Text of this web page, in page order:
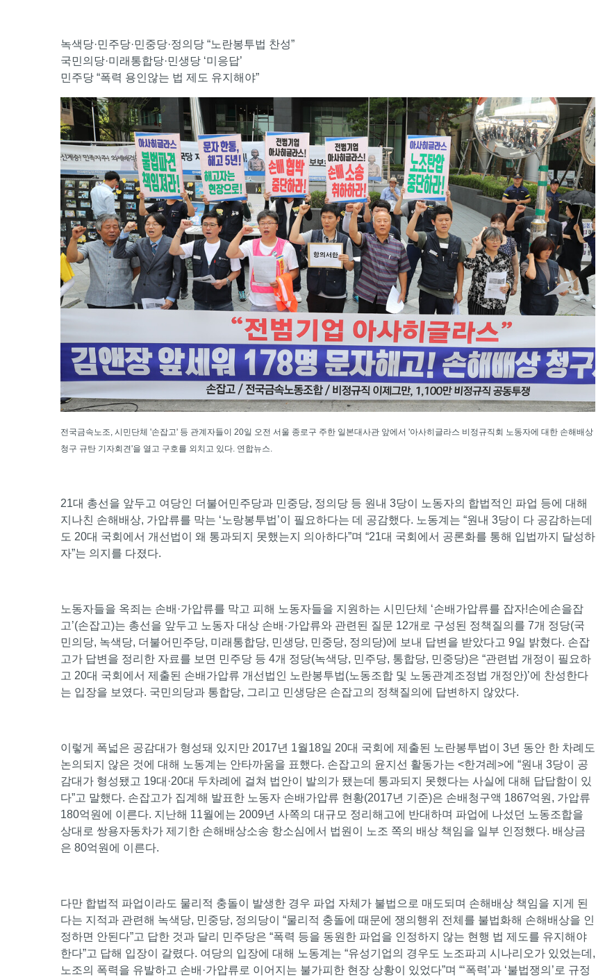
녹색당·민주당·민중당·정의당 “노란봉투법 찬성”
국민의당·미래통합당·민생당 ‘미응답’
민주당 “폭력 용인않는 법 제도 유지해야”
전국금속노조, 시민단체 '손잡고' 등 관계자들이 20일 오전 서울 종로구 주한 일본대사관 앞에서 '아사히글라스 비정규직회 노동자에 대한 손해배상
청구 규탄 기자회견'을 열고 구호를 외치고 있다. 연합뉴스.
21대 총선을 앞두고 여당인 더불어민주당과 민중당, 정의당 등 원내 3당이 노동자의 합법적인 파업 등에 대해
지나친 손해배상, 가압류를 막는 ‘노랑봉투법’이 필요하다는 데 공감했다. 노동계는 “원내 3당이 다 공감하는데
도 20대 국회에서 개선법이 왜 통과되지 못했는지 의아하다”며 “21대 국회에서 공론화를 통해 입법까지 달성하
자”는 의지를 다졌다.
노동자들을 옥죄는 손배·가압류를 막고 피해 노동자들을 지원하는 시민단체 ‘손배가압류를 잡자!손에손을잡
고’(손잡고)는 총선을 앞두고 노동자 대상 손배·가압류와 관련된 질문 12개로 구성된 정책질의를 7개 정당(국
민의당, 녹색당, 더불어민주당, 미래통합당, 민생당, 민중당, 정의당)에 보내 답변을 받았다고 9일 밝혔다. 손잡
고가 답변을 정리한 자료를 보면 민주당 등 4개 정당(녹색당, 민주당, 통합당, 민중당)은 “관련법 개정이 필요하
고 20대 국회에서 제출된 손배가압류 개선법인 노란봉투법(노동조합 및 노동관계조정법 개정안)’에 찬성한다
는 입장을 보였다. 국민의당과 통합당, 그리고 민생당은 손잡고의 정책질의에 답변하지 않았다.
이렇게 폭넓은 공감대가 형성돼 있지만 2017년 1월18일 20대 국회에 제출된 노란봉투법이 3년 동안 한 차례도
논의되지 않은 것에 대해 노동계는 안타까움을 표했다. 손잡고의 윤지선 활동가는 <한겨레>에 “원내 3당이 공
감대가 형성됐고 19대·20대 두차례에 걸쳐 법안이 발의가 됐는데 통과되지 못했다는 사실에 대해 답답함이 있
다”고 말했다. 손잡고가 집계해 발표한 노동자 손배가압류 현황(2017년 기준)은 손배청구액 1867억원, 가압류
180억원에 이른다. 지난해 11월에는 2009년 사쪽의 대규모 정리해고에 반대하며 파업에 나섰던 노동조합을
상대로 쌍용자동차가 제기한 손해배상소송 항소심에서 법원이 노조 쪽의 배상 책임을 일부 인정했다. 배상금
은 80억원에 이른다.
다만 합법적 파업이라도 물리적 충돌이 발생한 경우 파업 자체가 불법으로 매도되며 손해배상 책임을 지게 된
다는 지적과 관련해 녹색당, 민중당, 정의당이 “물리적 충돌에 때문에 쟁의행위 전체를 불법화해 손해배상을 인
정하면 안된다”고 답한 것과 달리 민주당은 “폭력 등을 동원한 파업을 인정하지 않는 현행 법 제도를 유지해야
한다”고 답해 입장이 갈렸다. 여당의 입장에 대해 노동계는 “유성기업의 경우도 노조파괴 시나리오가 있었는데,
노조의 폭력을 유발하고 손배·가압류로 이어지는 불가피한 현장 상황이 있었다”며 “‘폭력’과 ‘불법쟁의’로 규정